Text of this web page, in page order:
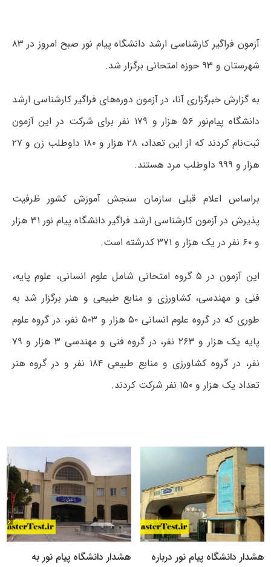
آزمون فراگیر کارشناسی ارشد دانشگاه پیام نور صبح امروز در ۸۳
شهرستان و ۹۳ حوزه امتحانی برگزار شد.
به گزارش خبرگزاری آنا، در آزمون دوره‌های فراگیر کارشناسی ارشد
دانشگاه پیام‌نور ۵۶ هزار و ۱۷۹ نفر برای شرکت در این آزمون
ثبت‌نام کردند که از این تعداد، ۲۸ هزار و ۱۸۰ داوطلب زن و ۲۷
هزار و ۹۹۹ داوطلب مرد هستند.
براساس اعلام قبلی سازمان سنجش آموزش کشور ظرفیت
پذیرش در آزمون کارشناسی ارشد فراگیر دانشگاه پیام نور ۳۱ هزار
و ۶۰ نفر در یک هزار و ۳۷۱ کدرشته است.
این آزمون در ۵ گروه امتحانی شامل علوم انسانی، علوم پایه،
فنی و مهندسی، کشاورزی و منابع طبیعی و هنر برگزار شد به
طوری که در گروه علوم انسانی ۵۰ هزار و ۵۰۳ نفر، در گروه علوم
پایه یک هزار و ۲۶۳ نفر، در گروه فنی و مهندسی ۳ هزار و ۷۹
نفر، در گروه کشاورزی و منابع طبیعی ۱۸۴ نفر و در گروه هنر
تعداد یک هزار و ۱۵۰ نفر شرکت کردند.
هشدار دانشگاه پیام نور درباره
هشدار دانشگاه پیام نور به